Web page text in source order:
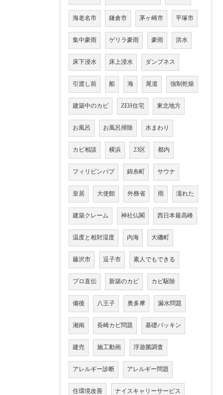
海老名市 鎌倉市 茅ヶ崎市 平塚市
集中豪雨 ゲリラ豪雨 豪雨 洪水
床下浸水 床上浸水 ダンプネス
引渡し前 船 海 尾道 強制乾燥
建築中のカビ ZEH住宅 東北地方
お風呂 お風呂掃除 水まわり
カビ相談 横浜 23区 都内
フィリピンパブ 錦糸町 サウナ
皇居 大使館 外務省 雨 濡れた
建築クレーム 神社仏閣 西日本最高峰
温度と相対湿度 内海 大磯町
藤沢市 逗子市 素人でもできる
プロ直伝 新築のカビ カビ駆除
備後 八王子 奥多摩 漏水問題
湘南 長崎カビ問題 基礎パッキン
建売 施工動画 浮遊菌調査
アレルギー診断 アレルギー問題
住環境改善 ナイスキャリーサービス